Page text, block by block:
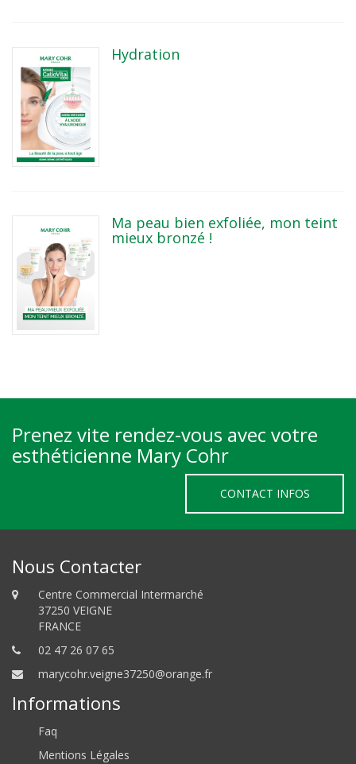
Hydration
Ma peau bien exfoliée, mon teint
mieux bronzé !
Prenez vite rendez-vous avec votre
esthéticienne Mary Cohr
CONTACT INFOS
Nous Contacter
Centre Commercial Intermarché
37250 VEIGNE
FRANCE
02 47 26 07 65
marycohr.veigne37250@orange.fr
Informations
Faq
Mentions Légales